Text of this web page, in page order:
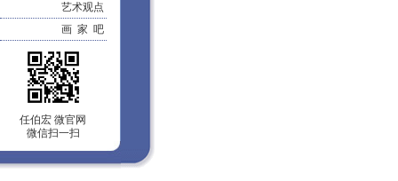
艺术观点
画 家 吧
任伯宏 微官网
微信扫一扫